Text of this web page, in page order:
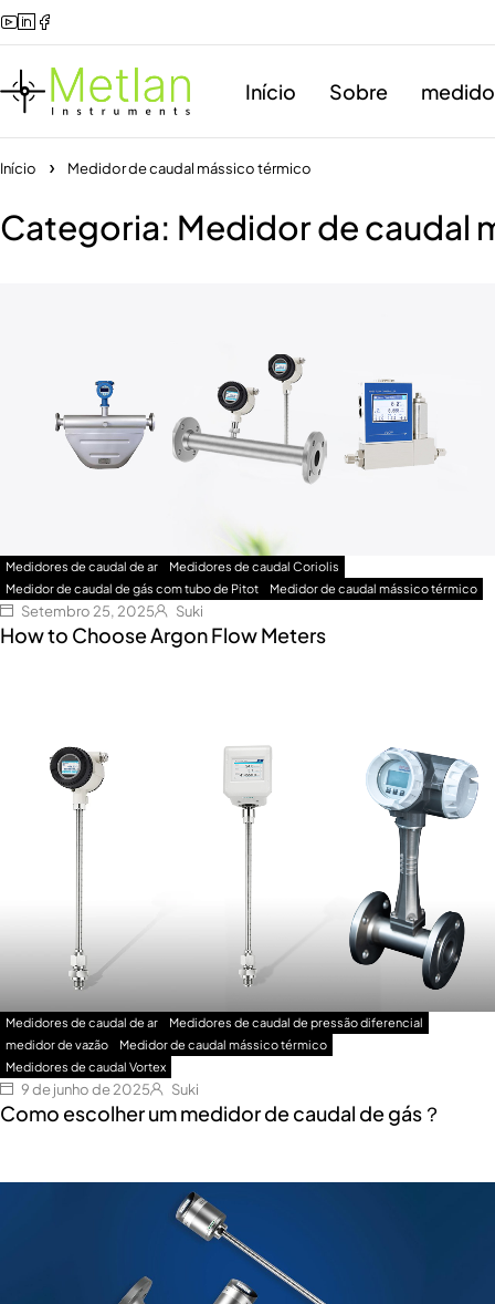
Início Sobre
Início Medidor de caudal mássico térmico
Categoria: Medidor de caudal
Medidores de caudal de ar
Medidores de caudal Coriolis
Medidor de caudal de gás com tubo de Pitot
Medidor de caudal mássico térmico
Setembro 25, 2025 Suki
How to Choose Argon Flow Meters
Medidores de caudal de ar
Medidores de caudal de pressão diferencial
medidor de vazão
Medidor de caudal mássico térmico
Medidores de caudal Vortex
9 de junho de 2025 Suki
Como escolher um medidor de caudal de gás？